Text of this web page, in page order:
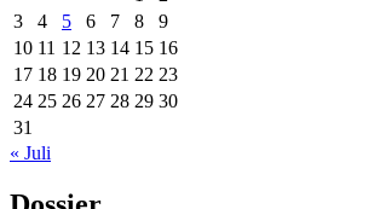
3
4 5 6 7 8
9
10 11 12 13 14 15 16
17 18 19 20 21 22 23
24 25 26 27 28 29 30
31
« Juli